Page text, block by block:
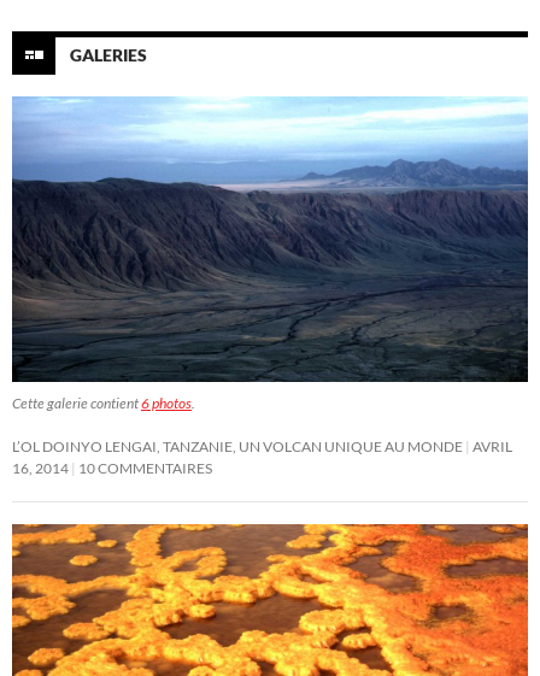
GALERIES
Cette galerie contient6 photos
L’OL DOINYO LENGAI, TANZANIE, UN VOLCAN UNIQUE AU MONDE AVRIL
16, 2014 10 COMMENTAIRES